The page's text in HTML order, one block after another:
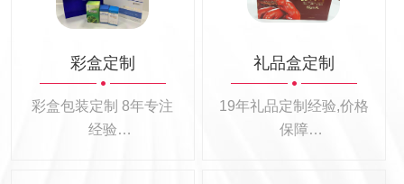
彩盒定制
彩盒包装定制 8年专注
经验
礼品盒定制
19年礼品定制经验,价格
保障